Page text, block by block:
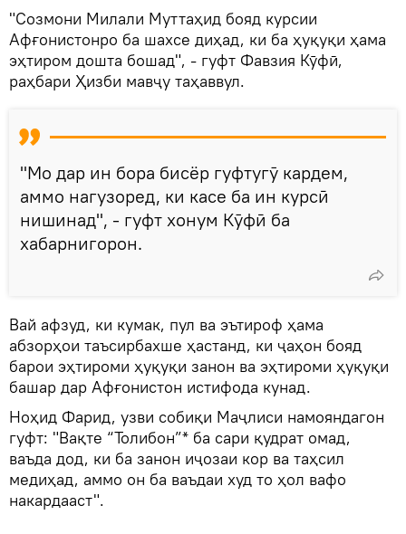
"Созмони Милали Муттаҳид бояд курсии
Афғонистонро ба шахсе диҳад, ки ба ҳуқуқи ҳама
эҳтиром дошта бошад", - гуфт Фавзия Кӯфӣ,
раҳбари Ҳизби мавҷу таҳаввул.
"Мо дар ин бора бисёр гуфтугӯ кардем,
аммо нагузоред, ки касе ба ин курсӣ
нишинад", - гуфт хонум Кӯфӣ ба
хабарнигорон.
Вай афзуд, ки кумак, пул ва эътироф ҳама
абзорҳои таъсирбахше ҳастанд, ки ҷаҳон бояд
барои эҳтироми ҳуқуқи занон ва эҳтироми ҳуқуқи
башар дар Афғонистон истифода кунад.
Ноҳид Фарид, узви собиқи Маҷлиси намояндагон
гуфт: "Вақте “Толибон”* ба сари қудрат омад,
ваъда дод, ки ба занон иҷозаи кор ва таҳсил
медиҳад, аммо он ба ваъдаи худ то ҳол вафо
накардааст".